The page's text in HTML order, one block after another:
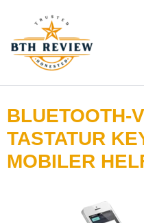
springen
BLUETOOTH-
TASTATUR
MOBILER